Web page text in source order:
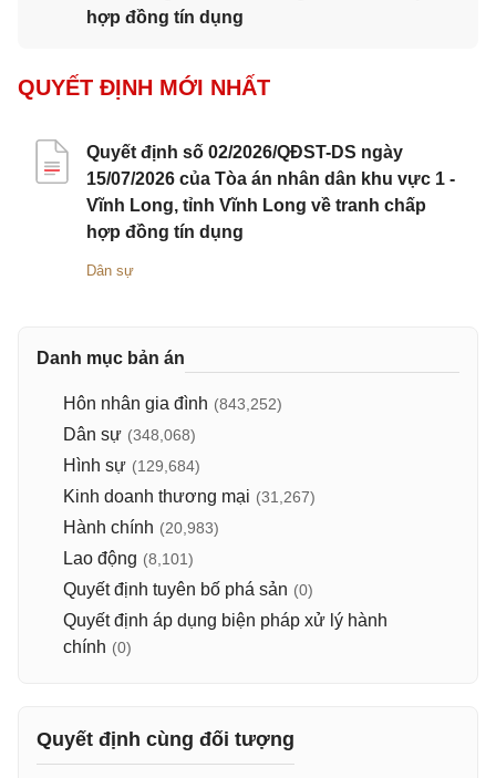
hợp đồng tín dụng
QUYẾT ĐỊNH MỚI NHẤT
Quyết định số 02/2026/QĐST-DS ngày
15/07/2026 của Tòa án nhân dân khu vực 1 -
Vĩnh Long, tỉnh Vĩnh Long về tranh chấp
hợp đồng tín dụng
Dân sự
Danh mục bản án
Hôn nhân gia đình (843,252)
Dân sự (348,068)
Hình sự (129,684)
Kinh doanh thương mại (31,267)
Hành chính (20,983)
Lao động (8,101)
Quyết định tuyên bố phá sản (0)
Quyết định áp dụng biện pháp xử lý hành
chính (0)
Quyết định cùng đối tượng